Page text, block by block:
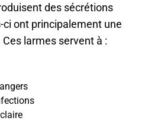
des sécrétions
ont principalement une
larmes servent à :